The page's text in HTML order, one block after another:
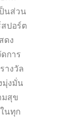
นส่วน
ปอร์ต
ดง
การ
างวัล
มุ่งมั่น
มสุข
นทุก